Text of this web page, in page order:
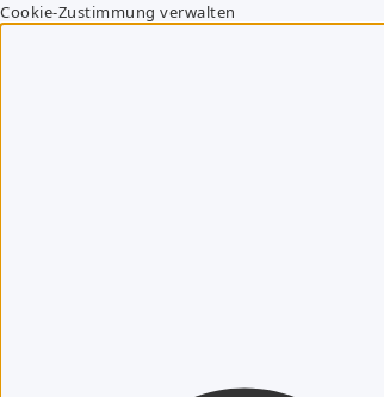
Cookie-Zustimmung verwalten